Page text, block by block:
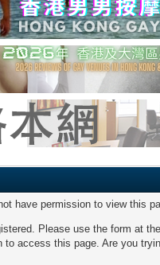
have permission to view this
Please use the form at
to access this page. Are you